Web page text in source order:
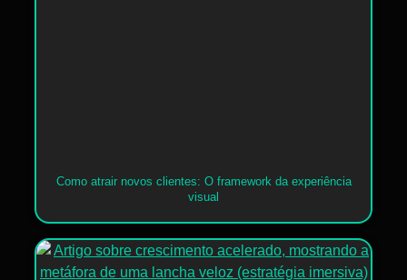
Como atrair novos clientes: O framework da experiência
visual